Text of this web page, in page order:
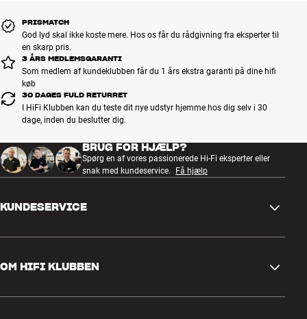
PRISMATCH
God lyd skal ikke koste mere. Hos os får du rådgivning fra eksperter til
en skarp pris.
3 ÅRS MEDLEMSGARANTI
Som medlem af kundeklubben får du 1 års ekstra garanti på dine hifi
køb
30 DAGES FULD RETURRET
I HiFi Klubben kan du teste dit nye udstyr hjemme hos dig selv i 30
dage, inden du beslutter dig.
BRUG FOR HJÆLP?
Spørg en af vores passionerede Hi-Fi eksperter eller
snak med kundeservice.
Få hjælp
KUNDESERVICE
Retur og reklamation
OM HIFI KLUBBEN